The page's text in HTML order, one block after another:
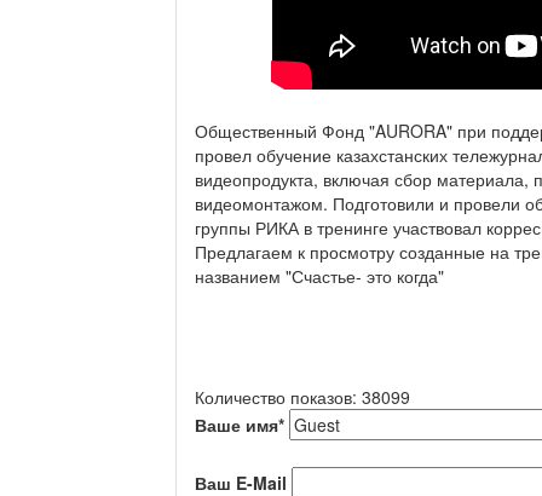
Общественный Фонд "AURORA" при
провел обучение казахстанских
видеопродукта, включая сбор материала,
видеомонтажом. Подготовили и провели
группы РИКА в тренинге участвовал
Предлагаем к просмотру созданные на
названием "Счастье- это когда"
Количество показов: 38099
Ваше имя*
Ваш E-Mail